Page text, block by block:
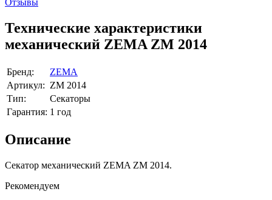
Технические характеристики
механический ZEMA ZM 2014
Бренд:
ZEMA
Артикул: ZM 2014
Тип:
Секаторы
Гарантия: 1 год
Описание
Секатор механический ZEMA ZM 2014.
Рекомендуем